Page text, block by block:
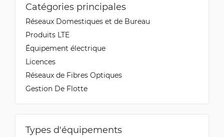
Catégories principales
Réseaux Domestiques et de Bureau
Produits LTE
Équipement électrique
Licences
Réseaux de Fibres Optiques
Gestion De Flotte
Types d'équipements